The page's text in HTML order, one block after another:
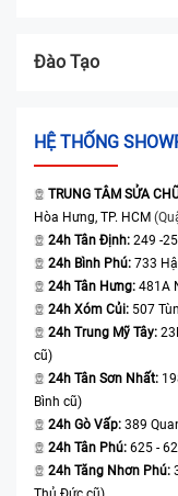
Đào Tạo
HỆ THỐNG
TRUNG TÂM SỬA
Hòa Hưng, TP. HCM
24h Tân Định: 249 -
24h Bình Phú: 733
24h Tân Hưng: 481A
24h Xóm Củi: 507
24h Trung Mỹ Tây:
cũ)
24h Tân Sơn Nhất:
Bình cũ)
24h Gò Vấp: 389
24h Tân Phú: 625 -
24h Tăng Nhơn Phú: